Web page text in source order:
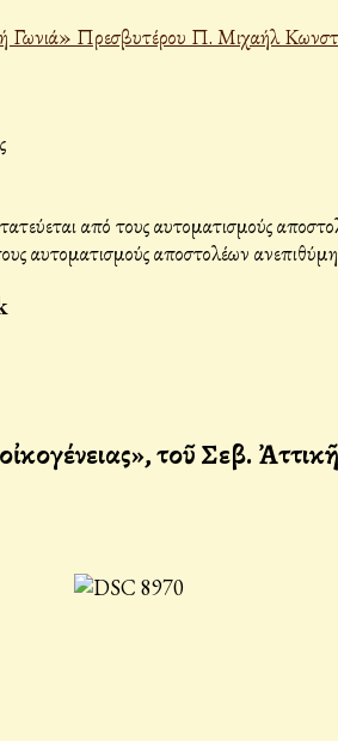
Γωνιά» Πρεσβυτέρου Π. Μιχαήλ
από τους αυτοματισμούς
αυτοματισμούς αποστολέων
οἰκογένειας», τοῦ Σεβ.